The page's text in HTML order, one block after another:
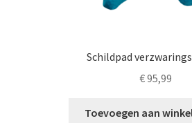
Schildpad
€95,99
Toevoegen aan